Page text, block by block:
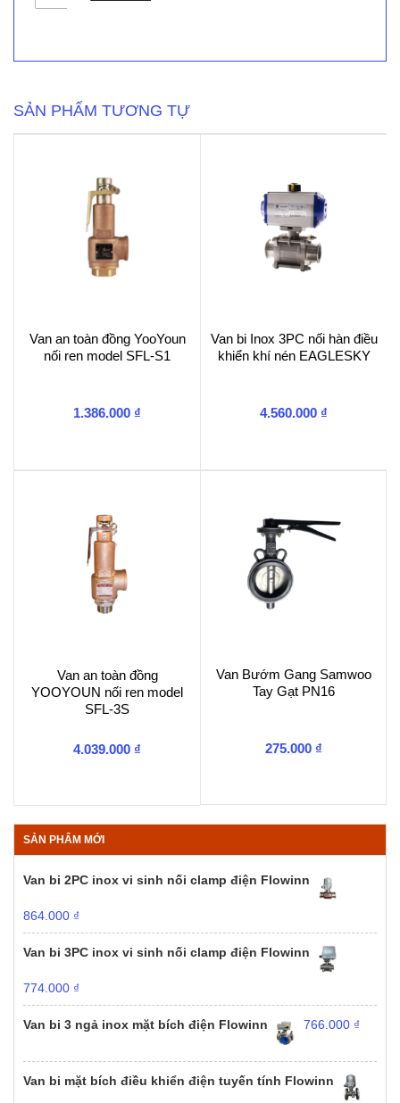
Bướm
SẢN PHẨM TƯƠNG TỰ
Van an toàn đồng YooYoun
nối ren model SFL-S1
1.386.000 ₫
Van bi Inox 3PC nối hàn điều
khiển khí nén EAGLESKY
4.560.000 ₫
Van an toàn đồng
YOOYOUN nối ren model
SFL-3S
4.039.000 ₫
Van Bướm Gang Samwoo
Tay Gạt PN16
275.000 ₫
SẢN PHẨM MỚI
Van bi 2PC inox vi sinh nối clamp điện Flowinn
864.000 ₫
Van bi 3PC inox vi sinh nối clamp điện Flowinn
774.000 ₫
Van bi 3 ngả inox mặt bích điện Flowinn 766.000 ₫
Van bi mặt bích điều khiển điện tuyến tính Flowinn